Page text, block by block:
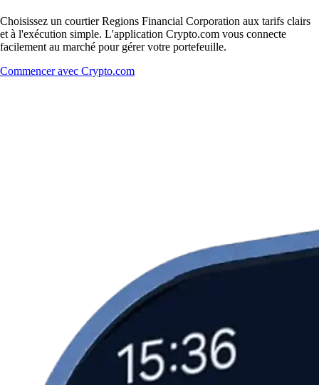
Choisissez un courtier Regions Financial Corporation aux tarifs clairs
et à l'exécution simple. L'application Crypto.com vous connecte
facilement au marché pour gérer votre portefeuille.
Commencer avec Crypto.com